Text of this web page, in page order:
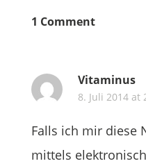
1 Comment
Vitaminus
8. Juli 2014 at
Falls ich mir diese
mittels